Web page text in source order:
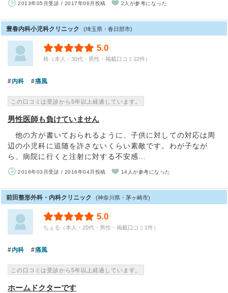
2013年05月受診 / 2017年06月投稿 2人が参考になった
豊春内科小児科クリニック (埼玉県・春日部市)
5.0
柊（本人・30代・男性・掲載口コミ12件）
内科 痛風
この口コミは受診から5年以上経過しています。
男性医師も負けていません
他の方が書いておられるように、子供に対しての対応は周
辺の小児科に追随を許さないくらい素敵です。わが子なが
ら、病院に行くと注射に対する不安感…
2016年03月受診 / 2016年04月投稿 14人が参考になった
前田整形外科・内科クリニック (神奈川県・茅ヶ崎市)
5.0
ちぇる（本人・20代・男性・掲載口コミ1件）
内科 痛風
この口コミは受診から5年以上経過しています。
ホームドクターです